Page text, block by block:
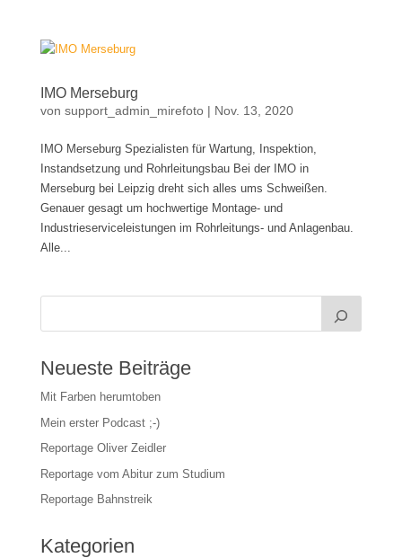
IMO Merseburg
von support_admin_mirefoto| Nov. 13, 2020
IMO Merseburg Spezialisten für Wartung, Inspektion,
Instandsetzung und Rohrleitungsbau Bei der IMO in
Merseburg bei Leipzig dreht sich alles ums Schweißen.
Genauer gesagt um hochwertige Montage- und
Industrieserviceleistungen im Rohrleitungs- und Anlagenbau.
Alle...
Neueste Beiträge
Mit Farben herumtoben
Mein erster Podcast ;-)
Reportage Oliver Zeidler
Reportage vom Abitur zum Studium
Reportage Bahnstreik
Kategorien